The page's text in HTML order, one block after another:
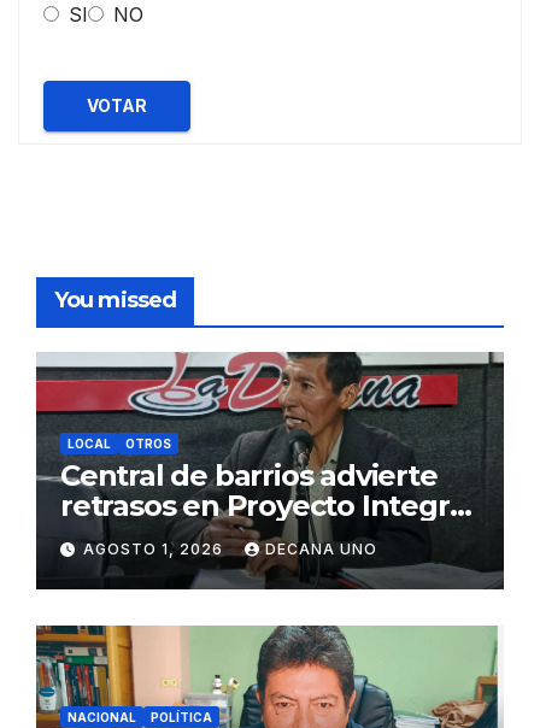
SI NO
VOTAR
You missed
LOCAL OTROS
Central de barrios advierte
retrasos en Proyecto Integral
de Agua y Alcantarillado para
Juliaca
AGOSTO 1, 2026 DECANA UNO
NACIONAL POLÍTICA